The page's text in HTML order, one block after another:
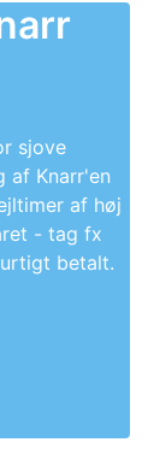
sjove
af Knarr'en
af høj
- tag fx
betalt.